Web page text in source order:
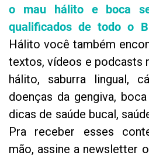
o mau hálito e boca
qualificados de todo o
Hálito você também
textos, vídeos e podcasts
hálito, saburra lingual,
doenças da gengiva,
dicas de saúde bucal,
Pra receber esses
mão, assine a newsletter